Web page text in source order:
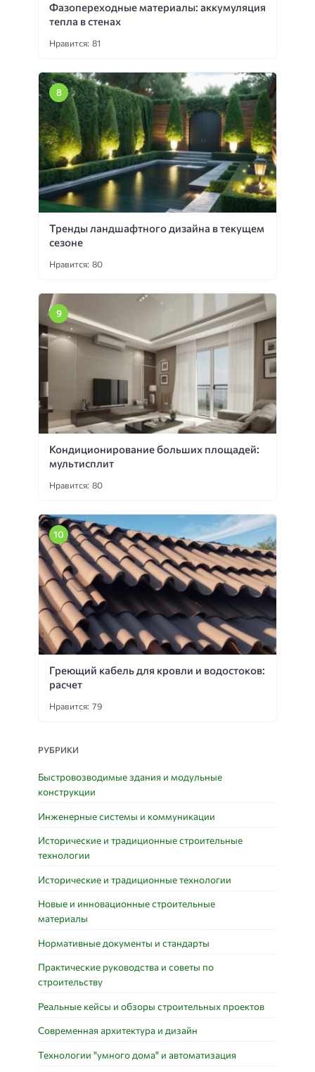
Фазопереходные материалы: аккумуляция
тепла в стенах
Нравится: 81
Тренды ландшафтного дизайна в текущем
сезоне
Нравится: 80
Кондиционирование больших площадей:
мультисплит
Нравится: 80
Греющий кабель для кровли и водостоков:
расчет
Нравится: 79
РУБРИКИ
Быстровозводимые здания и модульные
конструкции
Инженерные системы и коммуникации
Исторические и традиционные строительные
технологии
Исторические и традиционные технологии
Новые и инновационные строительные
материалы
Нормативные документы и стандарты
Практические руководства и советы по
строительству
Реальные кейсы и обзоры строительных проектов
Современная архитектура и дизайн
Технологии "умного дома" и автоматизация